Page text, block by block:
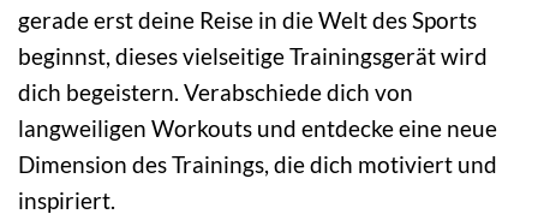
gerade erst deine Reise in die Welt des Sports
beginnst, dieses vielseitige Trainingsgerät wird
dich begeistern. Verabschiede dich von
langweiligen Workouts und entdecke eine neue
Dimension des Trainings, die dich motiviert und
inspiriert.